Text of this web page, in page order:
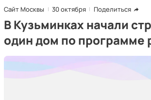
Сайт Москвы 30 октября Поделиться
В Кузьминках начали
один дом по программе